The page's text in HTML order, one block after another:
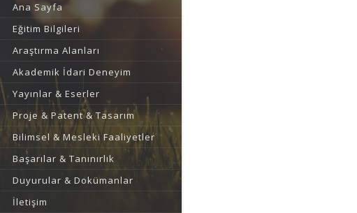
Ana Sayfa
Eğitim Bilgileri
Araştırma Alanları
Akademik İdari Deneyim
Yayınlar & Eserler
Proje & Patent & Tasarım
Bilimsel & Mesleki Faaliyetler
Başarılar & Tanınırlık
Duyurular & Dokümanlar
İletişim